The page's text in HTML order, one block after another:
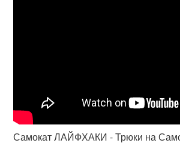
Самокат ЛАЙФХАКИ - Трюки на